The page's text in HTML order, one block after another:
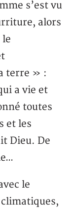
s’est vu
alors
le
terre » :
a vie et
toutes
et les
Dieu. De
le